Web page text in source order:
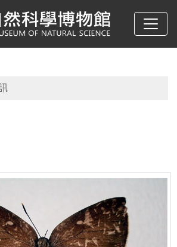
立自然科學